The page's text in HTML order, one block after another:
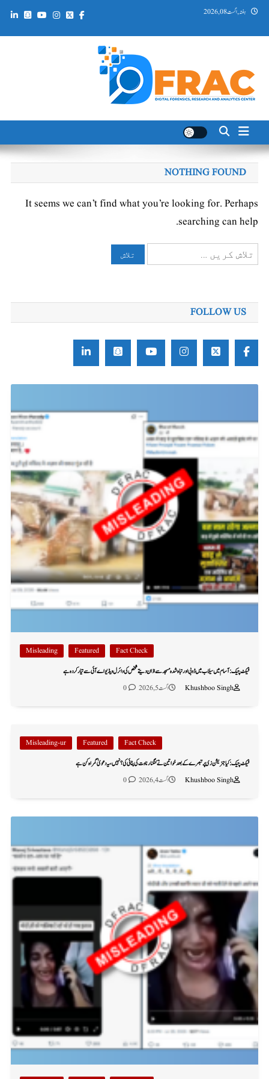
Skip ہفتہ, اگست 08, 2026
DFRAC_ORG
NOTHING FOUND
It seems we can’t find what you’re looking for. Perhaps
searching can help.
تلاش
کریں
FOLLOW US
Fact Check
Featured
Misleading
فیکٹ چیک: آسام میں سیلاب میں ڈوبی اور تباہ شدہ مسجد سے اذان دیتے شخص کی وائرل ویڈیو اے آئی سے تیار کردہ ہے
Khushboo Singh
اگست 5, 2026 0
Fact Check
Featured
Misleading-ur
فیکٹ چیک: کیا جنریشن زی پر تبصرے کے بعد خواتین نے کنگنا رناوت کی پٹائی کی؟ نہیں، یہ دعویٰ گمراہ کن ہے
Khushboo Singh
اگست 4, 2026 0